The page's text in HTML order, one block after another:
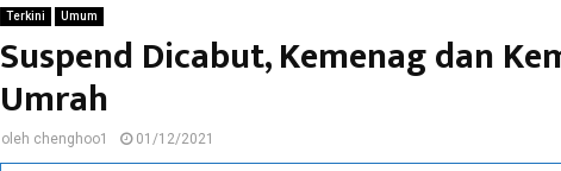
Terkini Umum
Suspend Dicabut, Kemenag dan
Umrah
oleh chenghoo1 01/12/2021